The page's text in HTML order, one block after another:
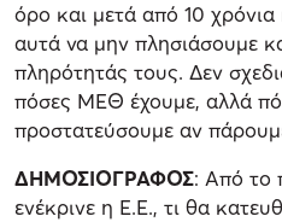
όρο και μετά από 10
αυτά να μην πλησιάσουμε
πληρότητάς τους. Δεν
πόσες ΜΕΘ έχουμε, αλλά
προστατεύσουμε αν
ΔΗΜΟΣΙΟΓΡΑΦΟΣ: Από το
ενέκρινε η Ε.Ε., τι θα